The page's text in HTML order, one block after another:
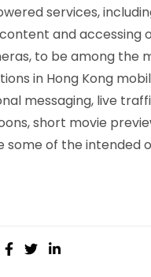
services,
and accessing
to be among the
in Hong Kong
messaging, live
short movie
some of the intended